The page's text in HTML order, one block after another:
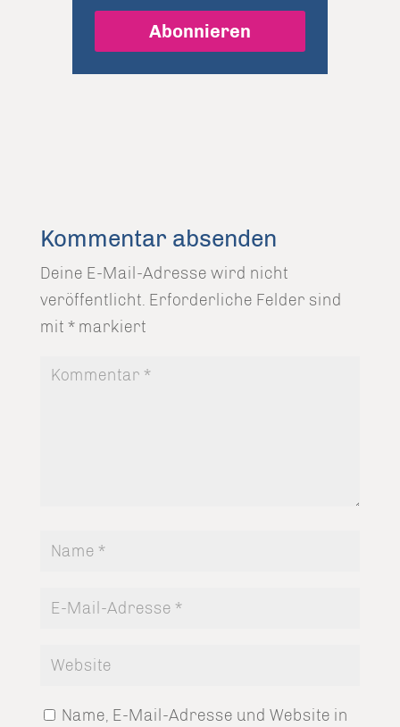
Abonnieren
Kommentar absenden
Deine E-Mail-Adresse wird nicht
veröffentlicht. Erforderliche Felder sind
mit *markiert
Name, E-Mail-Adresse und Website in